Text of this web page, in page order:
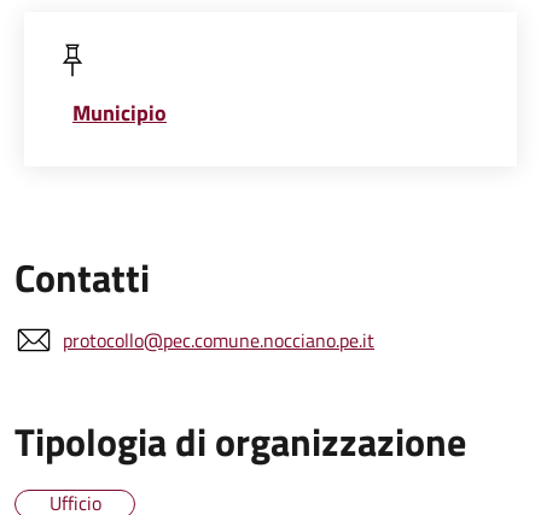
Municipio
Contatti
protocollo@pec.comune.nocciano.pe.it
Tipologia di organizzazione
Ufficio